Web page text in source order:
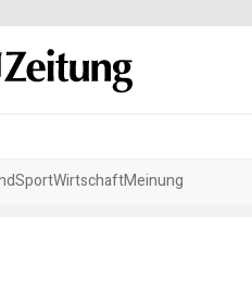
SportWirtschaftMeinung